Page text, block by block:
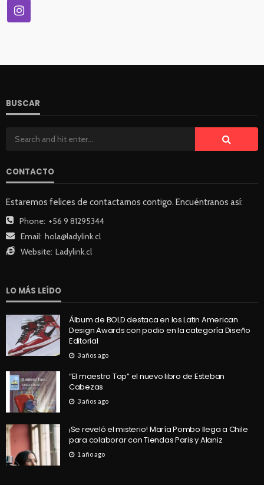
BUSCAR
CONTACTO
Estaremos felices de contactarnos contigo. Encuéntranos así:
Phone: +56 9 81295344
Email: hola@ladylink.cl
Website: Ladylink.cl
LO MÁS LEÍDO
Álbum de BOLD destaca en los Latin American
Design Awards con podio en la categoría Diseño
Editorial
3 años ago
“El maestro Top” el nuevo libro de Esteban
Cabezas
3 años ago
¡Se reveló el misterio! María Pombo llega a Chile
para colaborar con Tiendas Paris y Alaniz
1 año ago